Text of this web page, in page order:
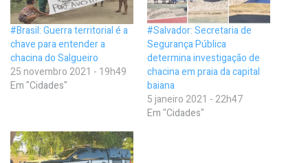
#Brasil: Guerra territorial é a
chave para entender a
chacina do Salgueiro
25 novembro 2021 - 19h49
Em "Cidades"
#Salvador: Secretaria de
Segurança Pública
determina investigação de
chacina em praia da capital
baiana
5 janeiro 2021 - 22h47
Em "Cidades"